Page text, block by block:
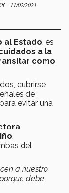
- 11/02/2021
al Estado , es
a la
como
cubrirse
de
evitar una
del
a nuestro
debe